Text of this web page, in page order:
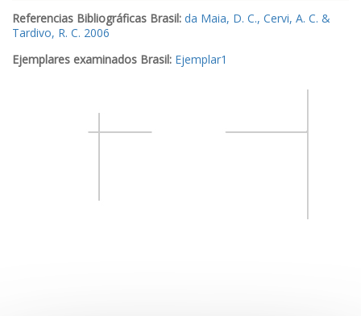
Referencias Bibliográficas Brasil: da Maia, D. C., Cervi, A. C. &
Tardivo, R. C. 2006
Ejemplares examinados Brasil: Ejemplar1